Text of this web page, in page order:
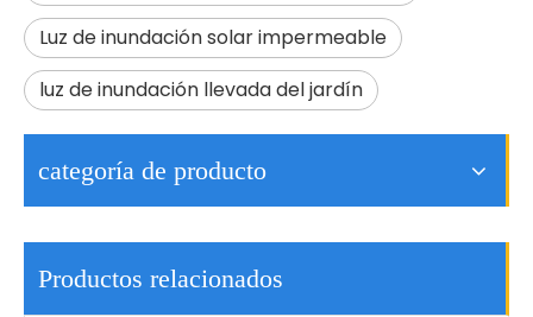
Luz de inundación solar impermeable
luz de inundación llevada del jardín
categoría de producto
Productos relacionados